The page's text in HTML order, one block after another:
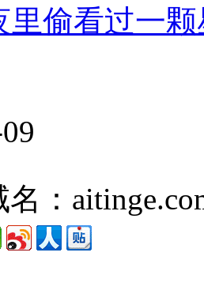
里偷看过一
：